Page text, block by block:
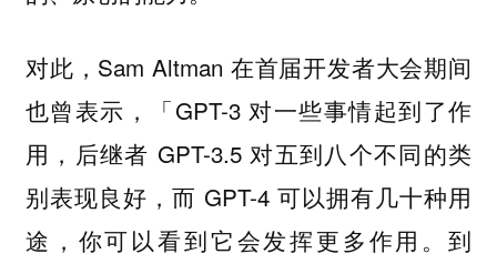
对此，Sam Altman 在首届开发者大会期间
也曾表示，「GPT-3 对一些事情起到了作
用，后继者 GPT-3.5 对五到八个不同的类
别表现良好，而 GPT-4 可以拥有几十种用
途，你可以看到它会发挥更多作用。到